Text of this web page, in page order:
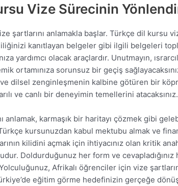
Vize Sürecinin
şartlarını anlamakla başlar. Türkçe dil kursu
kanıtlayan belgeler gibi ilgili belgeleri
yardımcı olacak araçlardır. Unutmayın,
ortamınıza sorunsuz bir geçiş
dilsel zenginleşmenin kalbine götüren bir
ve canlı bir deneyimin temellerini atacaksınız.
anlamak, karmaşık bir haritayı çözmek gibi
kursunuzdan kabul mektubu almak ve
kilidini açmak için ihtiyacınız olan kritik
Doldurduğunuz her form ve cevapladığınız
Afrikalı öğrenciler için vize
eğitim görme hedefinizin gerçeğe